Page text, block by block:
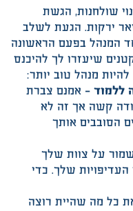
שולחנות, הגשת
ירקות. הגעת לשלב
המנהל בפעם הראשונה
שיעזרו לך להיכנס
מנהל טוב יותר:
– אמנם צברת
קשה אך זה לא
הסובבים אותך
על צוות שלך
שלך. כדי
כל מה שהיית רוצה